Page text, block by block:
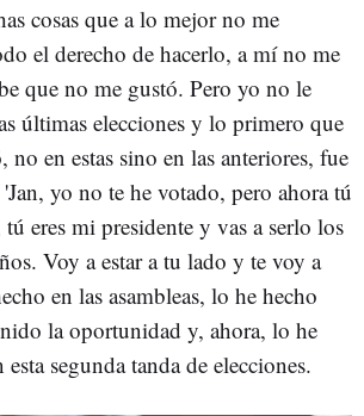
cosas que a lo mejor no me
el derecho de hacerlo, a mí no me
que no me gustó. Pero yo no le
últimas elecciones y lo primero que
no en estas sino en las anteriores, fue
yo no te he votado, pero ahora tú
tú eres mi presidente y vas a serlo los
Voy a estar a tu lado y te voy a
en las asambleas, lo he hecho
la oportunidad y, ahora, lo he
segunda tanda de elecciones.